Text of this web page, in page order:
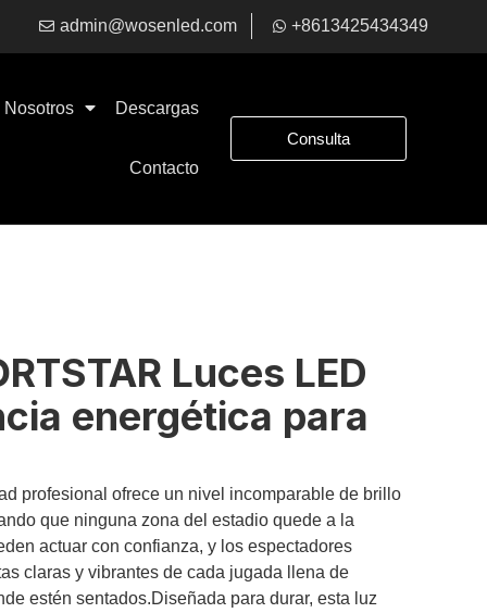
admin@wosenled.com +8613425434349
Nosotros Descargas
Contacto
Consulta
Luces LED
energética para
profesional ofrece un nivel incomparable de brillo
que ninguna zona del estadio quede a la
actuar con confianza, y los espectadores
claras y vibrantes de cada jugada llena de
estén sentados.Diseñada para durar, esta luz